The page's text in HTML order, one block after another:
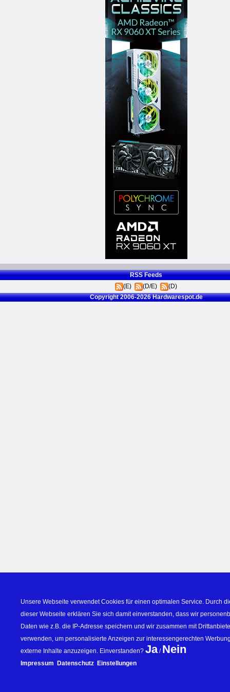
RSS Feeds
(E)
(D/E)
(D)
Copyright 2006-2026 Hardwarespot.de
Unsere Webseite verwendet Cookies für einen optimalen Service. Durch
dieser Webseite erklären Sie sich damit einverstanden, dass wir
Daten wie z.B. die IP-Adresse speichern und wir zusammen mit
verwenden, um personalisierte Anzeigen zur interessengerechten
externe Inhalte anzuzeigen. Einverstanden? Ja / Nein
Impressum Datenschutz Einstellungen